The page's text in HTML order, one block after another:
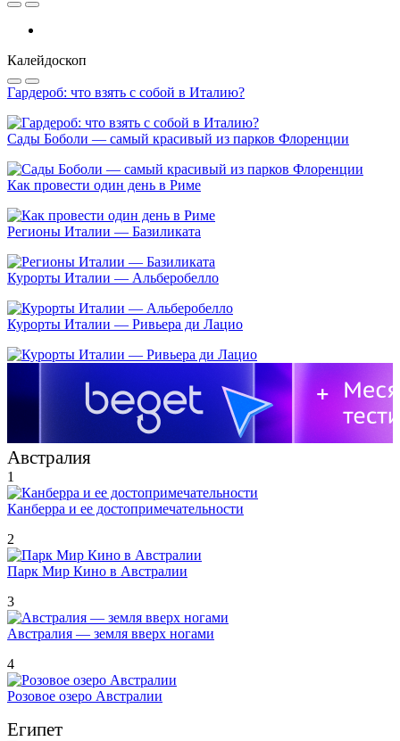
Калейдоскоп
Гардероб: что взять с собой в Италию?
Сады Боболи — самый красивый из парков Флоренции
Как провести один день в Риме
Регионы Италии — Базиликата
Курорты Италии — Альберобелло
Курорты Италии — Ривьера ди Лацио
Австралия
1
Канберра и ее достопримечательности
2
Парк Мир Кино в Австралии
3
Австралия — земля вверх ногами
4
Розовое озеро Австралии
Египет